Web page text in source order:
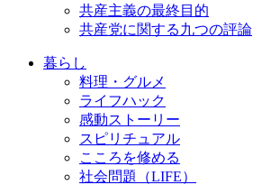
共産主義の最終目的
共産党に関する九つの評論
暮らし
料理・グルメ
ライフハック
感動ストーリー
スピリチュアル
こころを修める
社会問題（LIFE）